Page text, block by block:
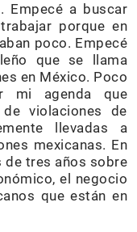
. Empecé a buscar
porque en
poco. Empecé
que se llama
en México. Poco
mi agenda que
violaciones de
llevadas a
mexicanas. En
de tres años sobre
el negocio
que están en